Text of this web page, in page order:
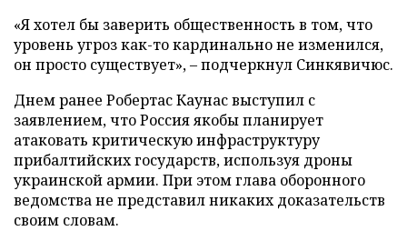
«Я хотел бы заверить общественность в том, что
уровень угроз как-то кардинально не изменился,
он просто существует», – подчеркнул Синкявичюс.
Днем ранее Робертас Каунас выступил с
заявлением, что Россия якобы планирует
атаковать критическую инфраструктуру
прибалтийских государств, используя дроны
украинской армии. При этом глава оборонного
ведомства не представил никаких доказательств
своим словам.